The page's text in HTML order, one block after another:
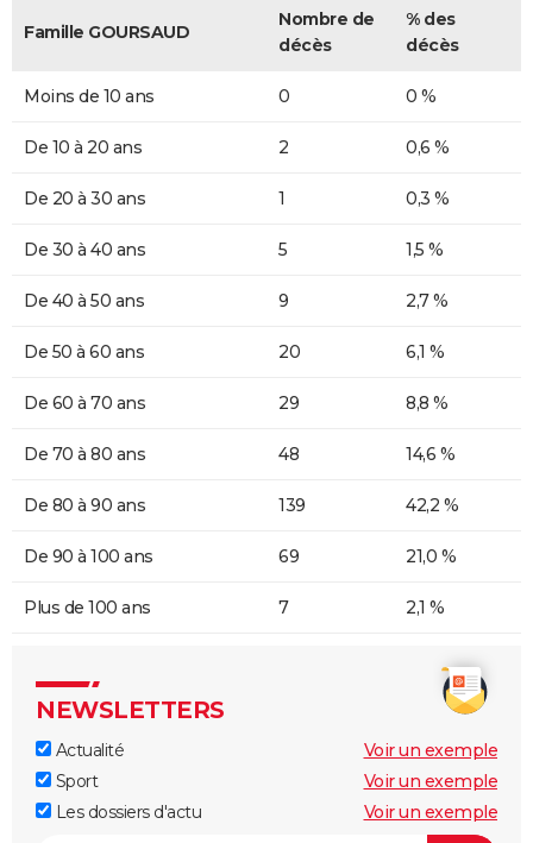
Famille GOURSAUD
Nombre de
décès
% des
décès
Moins de 10 ans 0 0 %
De 10 à 20 ans 2 0,6 %
De 20 à 30 ans 1 0,3 %
De 30 à 40 ans 5 1,5 %
De 40 à 50 ans 9 2,7 %
De 50 à 60 ans 20 6,1 %
De 60 à 70 ans 29 8,8 %
De 70 à 80 ans 48 14,6 %
De 80 à 90 ans 139 42,2 %
De 90 à 100 ans 69 21,0 %
Plus de 100 ans 7 2,1 %
NEWSLETTERS
Actualité
Voir un exemple
Sport
Voir un exemple
Les dossiers d'actu
Voir un exemple